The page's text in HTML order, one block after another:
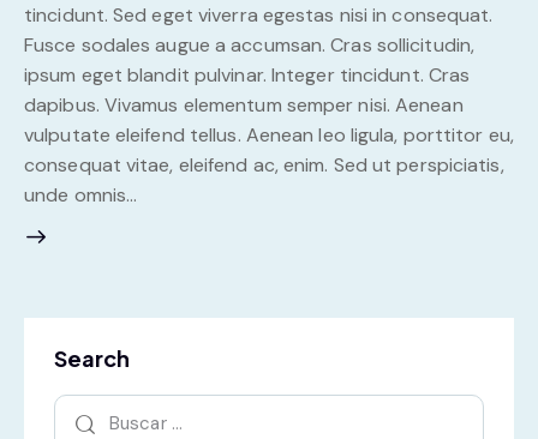
tincidunt. Sed eget viverra egestas nisi in consequat.
Fusce sodales augue a accumsan. Cras sollicitudin,
ipsum eget blandit pulvinar. Integer tincidunt. Cras
dapibus. Vivamus elementum semper nisi. Aenean
vulputate eleifend tellus. Aenean leo ligula, porttitor eu,
consequat vitae, eleifend ac, enim. Sed ut perspiciatis,
unde omnis…
Search